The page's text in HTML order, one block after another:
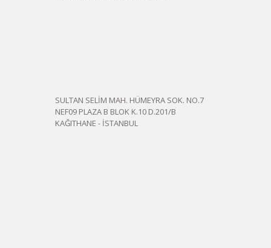
SULTAN SELİM MAH. HÜMEYRA SOK. NO.7
NEF09 PLAZA B BLOK K.10 D.201/B
KAĞITHANE - İSTANBUL